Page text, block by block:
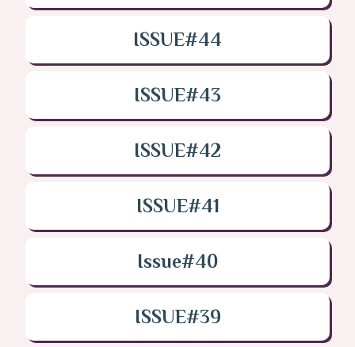
ISSUE#44
ISSUE#43
ISSUE#42
ISSUE#41
Issue#40
ISSUE#39